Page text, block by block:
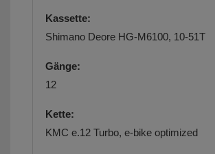
Kassette:
Shimano Deore HG-M6100, 10-51T
Gänge:
12
Kette:
KMC e.12 Turbo, e-bike optimized